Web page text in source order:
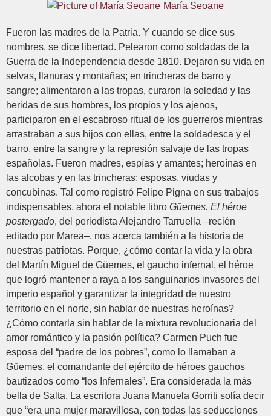
María Seoane
Fueron las madres de la Patria. Y cuando se dice sus
nombres, se dice libertad. Pelearon como soldadas de la
Guerra de la Independencia desde 1810. Dejaron su vida en
selvas, llanuras y montañas; en trincheras de barro y
sangre; alimentaron a las tropas, curaron la soledad y las
heridas de sus hombres, los propios y los ajenos,
participaron en el escabroso ritual de los guerreros mientras
arrastraban a sus hijos con ellas, entre la soldadesca y el
barro, entre la sangre y la represión salvaje de las tropas
españolas. Fueron madres, espías y amantes; heroínas en
las alcobas y en las trincheras; esposas, viudas y
concubinas. Tal como registró Felipe Pigna en sus trabajos
indispensables, ahora el notable libro Güemes. El héroe
postergado, del periodista Alejandro Tarruella –recién
editado por Marea–, nos acerca también a la historia de
nuestras patriotas. Porque, ¿cómo contar la vida y la obra
del Martín Miguel de Güemes, el gaucho infernal, el héroe
que logró mantener a raya a los sanguinarios invasores del
imperio español y garantizar la integridad de nuestro
territorio en el norte, sin hablar de nuestras heroínas?
¿Cómo contarla sin hablar de la mixtura revolucionaria del
amor romántico y la pasión política? Carmen Puch fue
esposa del “padre de los pobres”, como lo llamaban a
Güemes, el comandante del ejército de héroes gauchos
bautizados como “los Infernales”. Era considerada la más
bella de Salta. La escritora Juana Manuela Gorriti solía decir
que “era una mujer maravillosa, con todas las seducciones